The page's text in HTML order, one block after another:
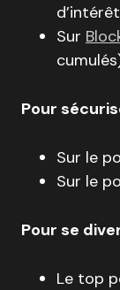
Sur
Pour
Sur le
Sur le
Pour se
Le top